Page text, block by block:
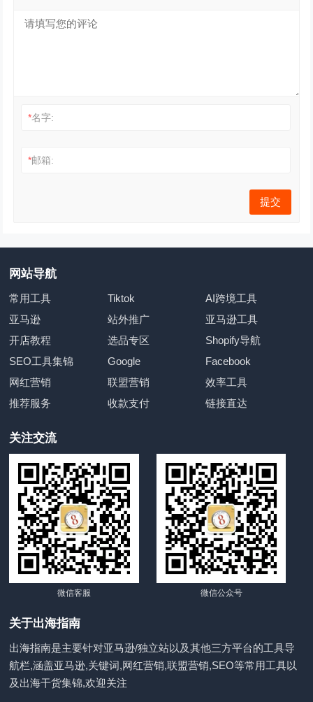
*名字:
*邮箱:
网站导航
常用工具 Tiktok
AI跨境工具
亚马逊
站外推广
亚马逊工具
开店教程
选品专区
Shopify导航
SEO工具集锦
Google
Facebook
网红营销
联盟营销
效率工具
推荐服务
收款支付 链接直达
关注交流
微信客服 微信公众号
关于出海指南
出海指南是主要针对亚马逊/独立站以及其他三方平台的工具导
航栏,涵盖亚马逊,关键词,网红营销,联盟营销,SEO等常用工具以
及出海干货集锦,欢迎关注